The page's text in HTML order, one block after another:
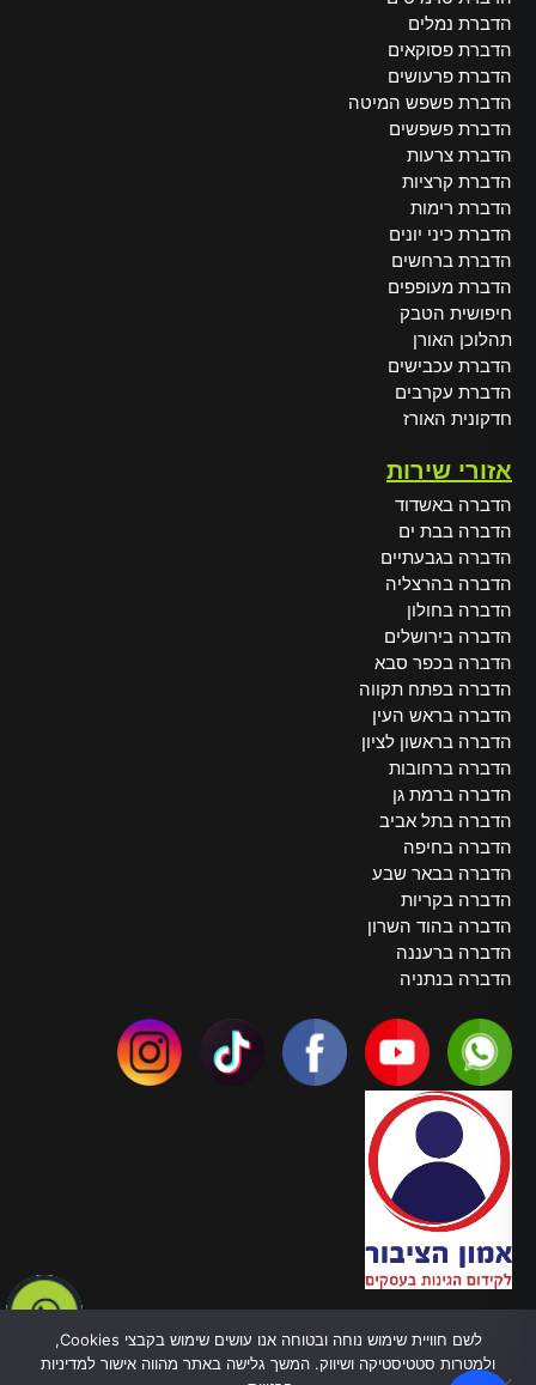
הדברת נמלים
הדברת פסוקאים
הדברת פרעושים
הדברת פשפש המיטה
הדברת פשפשים
הדברת צרעות
הדברת קרציות
הדברת רימות
הדברת כיני יונים
הדברת ברחשים
הדברת מעופפים
חיפושית הטבק
תהלוכן האורן
הדברת עכבישים
הדברת עקרבים
חדקונית האורז
אזורי שירות
הדברה באשדוד
הדברה בבת ים
הדברה בגבעתיים
הדברה בהרצליה
הדברה בחולון
הדברה בירושלים
הדברה בכפר סבא
הדברה בפתח תקווה
הדברה בראש העין
הדברה בראשון לציון
הדברה ברחובות
הדברה ברמת גן
הדברה בתל אביב
הדברה בחיפה
הדברה בבאר שבע
הדברה בקריות
הדברה בהוד השרון
הדברה ברעננה
הדברה בנתניה
צרו קשר
טלפון:055-970-5878
לשם חוויית שימוש נוחה ובטוחה אנו עושים שימוש בקבצי Cookies,
ולמטרות סטטיסטיקה ושיווק. המשך גלישה באתר מהווה אישור למדיניות